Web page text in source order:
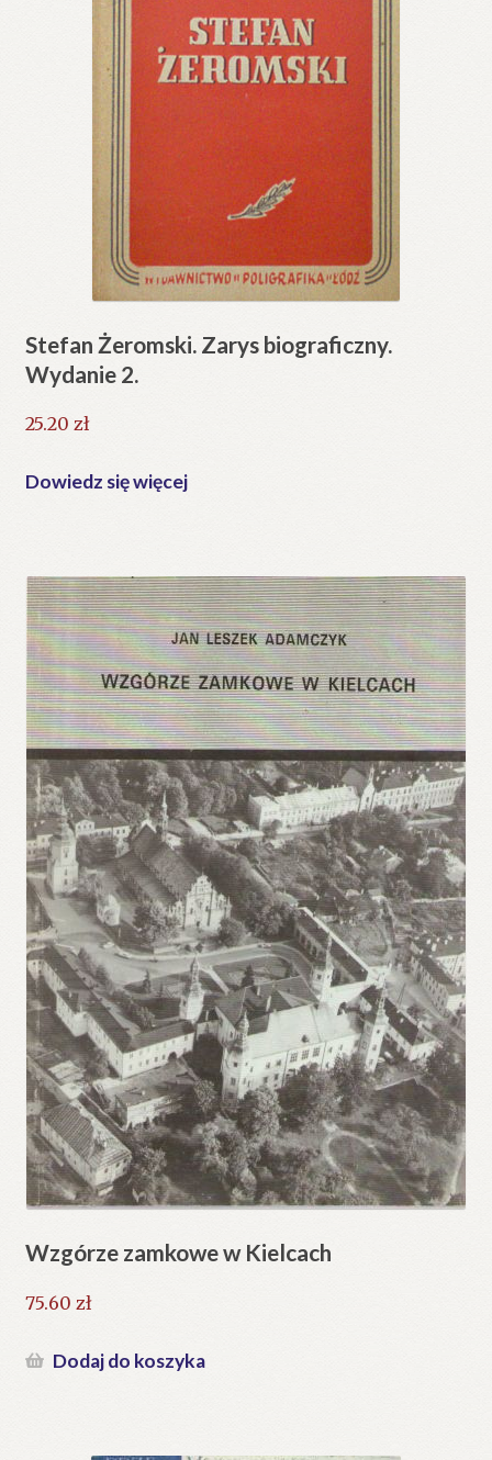
Stefan Żeromski. Zarys biograficzny.
Wydanie 2.
25.20 zł
Dowiedz się więcej
Wzgórze zamkowe w Kielcach
75.60 zł
Dodaj do koszyka